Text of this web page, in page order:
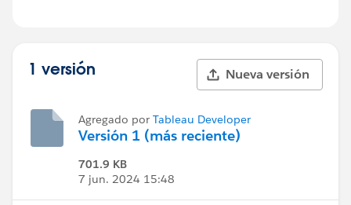
1 versión Nueva versión
Agregado por Tableau Developer
Versión 1 (más reciente)
701.9 KB
7 jun. 2024 15:48